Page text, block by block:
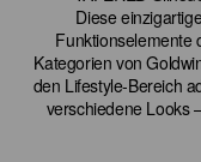
Diese
Funktionselemente
Kategorien von
den Lifestyle-Bereich
verschiedene Looks